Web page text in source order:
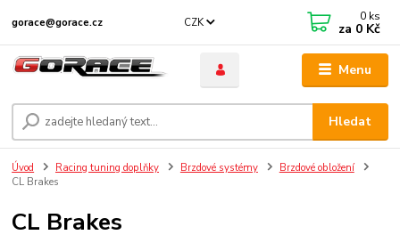
Menu
CZK
Hledat
gorace@gorace.cz 0 ks
za 0 Kč
Úvod Racing tuning doplňky Brzdové systémy
Brzdové obložení
CL Brakes
CL Brakes